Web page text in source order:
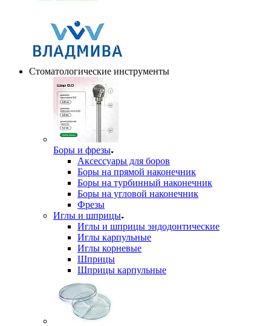
Стоматологические инструменты
Боры и фрезы
Аксессуары для боров
Боры на прямой наконечник
Боры на турбинный наконечник
Боры на угловой наконечник
Фрезы
Иглы и шприцы
Иглы и шприцы эндодонтические
Иглы карпульные
Иглы корневые
Шприцы
Шприцы карпульные